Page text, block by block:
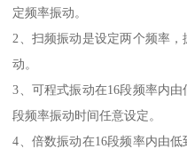
定频率振动。
2、扫频振动是设定两个频率
动。
3、可程式振动在16段频率内
段频率振动时间任意设定。
4、倍数振动在16段频率内由